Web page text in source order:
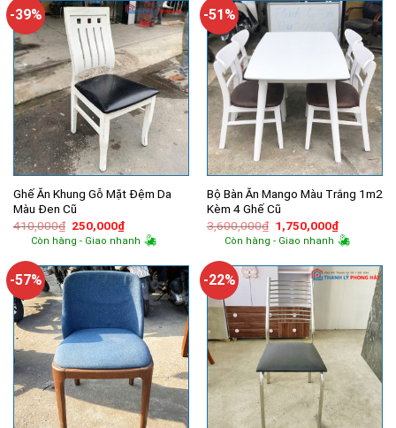
-39%
Ghế Ăn Khung Gỗ Mặt Đệm Da
Màu Đen Cũ
410,000₫ Giá
gốc
là:
250,000₫Giá
hiện
tại
250,000₫.
Còn hàng - Giao nhanh
-51%
Bộ Bàn Ăn Mango Màu Trắng 1m2
Kèm 4 Ghế Cũ
3,600,000₫ Giá
gốc
là:
1,750,000₫Giá
hiện
tại
Còn hàng - Giao nhanh
-57% -22%